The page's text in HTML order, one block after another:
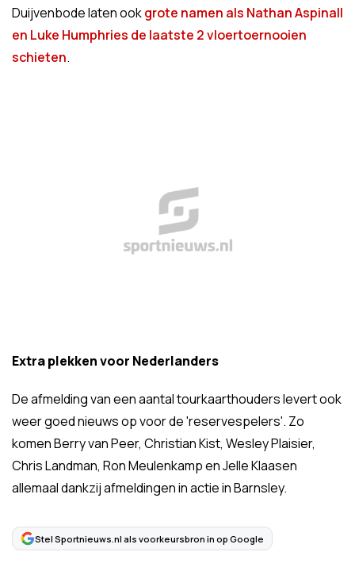
Duijvenbode laten ookgrote namen als Nathan Aspinall
en Luke Humphries de laatste 2 vloertoernooien
schieten.
Extra plekken voor Nederlanders
De afmelding van een aantal tourkaarthouders levert ook
weer goed nieuws op voor de 'reservespelers'. Zo
komen Berry van Peer, Christian Kist, Wesley Plaisier,
Chris Landman, Ron Meulenkamp en Jelle Klaasen
allemaal dankzij afmeldingen in actie in Barnsley.
Stel Sportnieuws.nl als voorkeursbron in op Google